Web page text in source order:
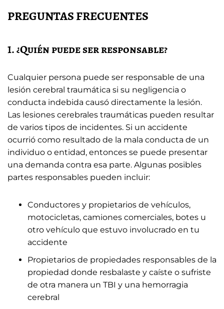
PREGUNTAS FRECUENTES
1. ¿Quién puede ser responsable?
Cualquier persona puede ser responsable de una
lesión cerebral traumática si su negligencia o
conducta indebida causó directamente la lesión.
Las lesiones cerebrales traumáticas pueden resultar
de varios tipos de incidentes. Si un accidente
ocurrió como resultado de la mala conducta de un
individuo o entidad, entonces se puede presentar
una demanda contra esa parte. Algunas posibles
partes responsables pueden incluir:
Conductores y propietarios de vehículos,
motocicletas, camiones comerciales, botes u
otro vehículo que estuvo involucrado en tu
accidente
Propietarios de propiedades responsables de la
propiedad donde resbalaste y caíste o sufriste
de otra manera un TBI y una hemorragia
cerebral